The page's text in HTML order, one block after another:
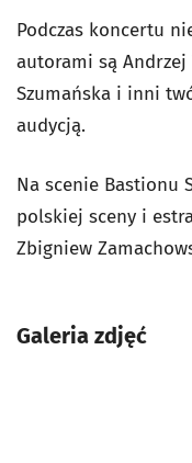
Podczas koncertu
autorami są Andrzej
Szumańska i inni
audycją.
Na scenie Bastionu
polskiej sceny i
Zbigniew
Galeria zdjęć